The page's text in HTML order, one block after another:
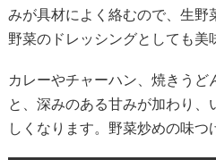
みが具材によく絡むので、生野
野菜のドレッシングとしても美
カレーやチャーハン、焼きうど
と、深みのある甘みが加わり、
しくなります。野菜炒めの味つ